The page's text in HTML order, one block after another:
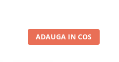
ADAUGA IN COS